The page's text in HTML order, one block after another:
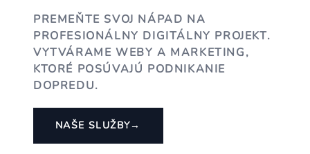
PREMEŇTE SVOJ NÁPAD NA
PROFESIONÁLNY DIGITÁLNY PROJEKT.
VYTVÁRAME WEBY A MARKETING,
KTORÉ POSÚVAJÚ PODNIKANIE
DOPREDU.
NAŠE SLUŽBY→